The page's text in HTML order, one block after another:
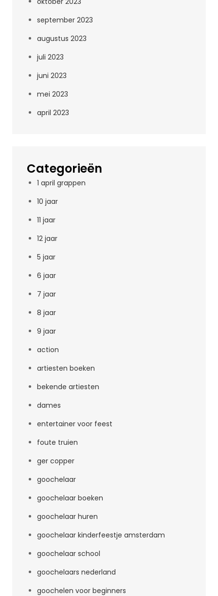
september 2023
augustus 2023
juli 2023
juni 2023
mei 2023
april 2023
Categorieën
1 april grappen
10 jaar
11 jaar
12 jaar
5 jaar
6 jaar
7 jaar
8 jaar
9 jaar
action
artiesten boeken
bekende artiesten
dames
entertainer voor feest
foute truien
ger copper
goochelaar
goochelaar boeken
goochelaar huren
goochelaar kinderfeestje amsterdam
goochelaar school
goochelaars nederland
goochelen voor beginners